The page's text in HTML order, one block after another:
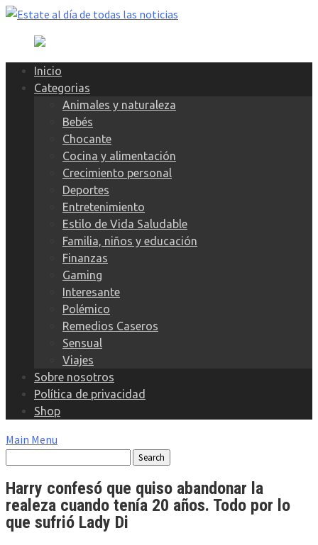
Skip
content
Inicio
Categorias
Animales y naturaleza
Bebés
Chocante
Cocina y alimentación
Crecimiento personal
Deportes
Entretenimiento
Estilo de Vida Saludable
Familia, niños y educación
Finanzas
Gaming
Interesante
Polémico
Remedios Caseros
Sensual
Viajes
Sobre nosotros
Política de privacidad
Shop
Main Menu
Harry confesó que quiso abandonar la
realeza cuando tenía 20 años. Todo por lo
que sufrió Lady Di